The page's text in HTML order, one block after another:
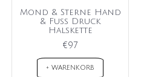
Mond & Sterne Hand
& Fuss Druck
Halskette
€97
+ WARENKORB